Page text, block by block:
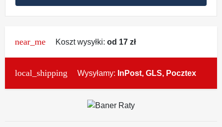
near_me Koszt wysyłki: od 17 zł
local_shipping Wysyłamy: InPost, GLS, Pocztex